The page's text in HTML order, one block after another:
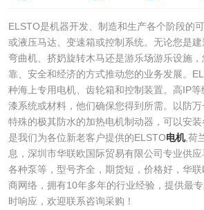
ELSTO是机器开发、制造和生产各个阶段的
或液压马达、变速箱或控制系统。无论您是
弯曲机、挤奶旋转木马还是游乐场游乐设施
靠、安全和经济的方式推动您的业务发展。
种海上专用电机、齿轮箱和控制装置。高IP
漆系统或材料，他们确保您得到所需。以防
特殊的极其防水的加热电机制动器，可以安
是我们为各位新老客户提供的ELSTO电机,荷
息，深圳市华联欧国际贸易有限公司专业供应
各种泵等，型号齐全，期货短，价格好，华
商网络，拥有10年多年的行业经验，提供最
时响应，欢迎联系咨询采购！